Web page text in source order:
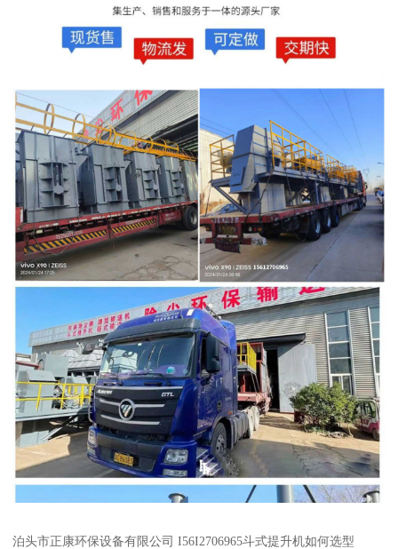
泊头市正康环保设备有限公司 I56I2706965斗式提升机如何选型